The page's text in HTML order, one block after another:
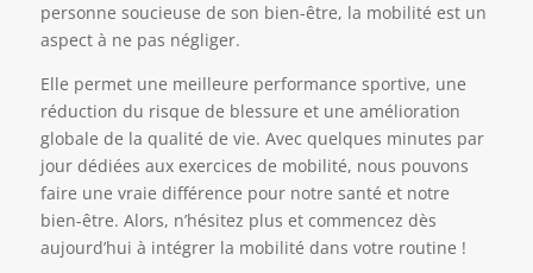
personne soucieuse de son bien-être, la mobilité est un
aspect à ne pas négliger.
Elle permet une meilleure performance sportive, une
réduction du risque de blessure et une amélioration
globale de la qualité de vie. Avec quelques minutes par
jour dédiées aux exercices de mobilité, nous pouvons
faire une vraie différence pour notre santé et notre
bien-être. Alors, n’hésitez plus et commencez dès
aujourd’hui à intégrer la mobilité dans votre routine !